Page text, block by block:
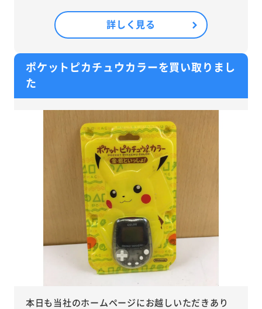
詳しく見る
ポケットピカチュウカラーを買い取りまし
た
本日も当社のホームページにお越しいただきあり